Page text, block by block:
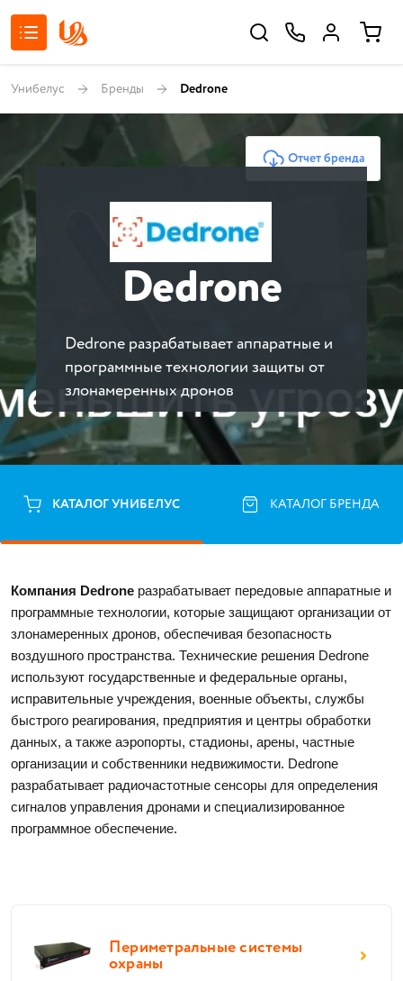
Унибелус Бренды Dedrone
Отчет бренда
Dedrone
Dedrone разрабатывает аппаратные и
программные технологии защиты от
злонамеренных дронов
КАТАЛОГ УНИБЕЛУС КАТАЛОГ БРЕНДА
Компания Dedrone разрабатывает передовые аппаратные и
программные технологии, которые защищают организации от
злонамеренных дронов, обеспечивая безопасность
воздушного пространства. Технические решения Dedrone
используют государственные и федеральные органы,
исправительные учреждения, военные объекты, службы
быстрого реагирования, предприятия и центры обработки
данных, а также аэропорты, стадионы, арены, частные
организации и собственники недвижимости. Dedrone
разрабатывает радиочастотные сенсоры для определения
сигналов управления дронами и специализированное
программное обеспечение.
Периметральные системы
охраны